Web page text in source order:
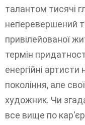
талантом тисячі
неперевершений
привілейованої
термін
енергійні
покоління, але
художник. Чи
все вище по